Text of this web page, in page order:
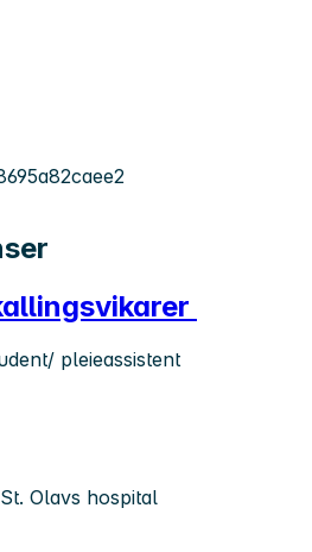
pleieassistent
Olavs hospital